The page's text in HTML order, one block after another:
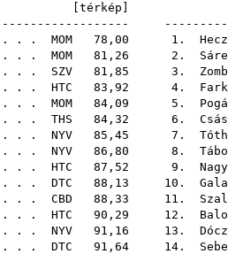
[ térkép
. . . MOM 78,00 1.
. . MOM 81,26 2.
. . SZV 81,85 3.
. . . HTC 83,92 4.
. . MOM 84,09 5.
. . THS 84,32 6.
. . NYV 85,45 7.
. . . NYV 86,80 8.
. . HTC 87,52 9.
. . . DTC 88,13 10.
. . . CBD 88,33 11.
. . HTC 90,29 12.
. . NYV 91,16 13.
. . . DTC 91,64 14.